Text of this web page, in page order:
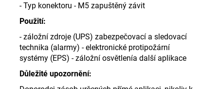
- Typ konektoru - M5 zapuštěný závit
Použití:
- záložní zdroje (UPS) zabezpečovací a sledovací
technika (alarmy) - elektronické protipožární
systémy (EPS) - záložní osvětlenía další aplikace
Důležité upozornění: